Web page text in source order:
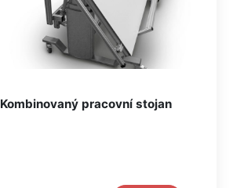
Kombinovaný pracovní stojan